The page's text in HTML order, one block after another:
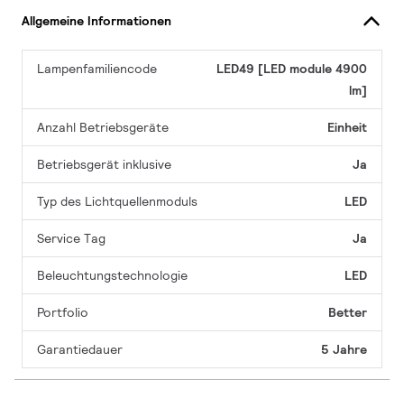
Allgemeine Informationen
Lampenfamiliencode
LED49 [LED module 4900
lm]
Anzahl Betriebsgeräte Einheit
Betriebsgerät inklusive Ja
Typ des Lichtquellenmoduls LED
Service Tag Ja
Beleuchtungstechnologie LED
Portfolio Better
Garantiedauer 5 Jahre